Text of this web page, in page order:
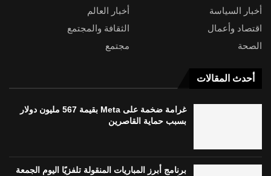
أخبار السياسة
أخبار العالم
اقتصاد وأعمال
الثقافة والمجتمع
الصحة
مجتمع
أحدث المقالات
غرامة ضخمة على Meta بقيمة 567 مليون دولار
بسبب حماية القاصرين
برنامج أبرز المباريات المنقولة تلفزيًا اليوم الجمعة